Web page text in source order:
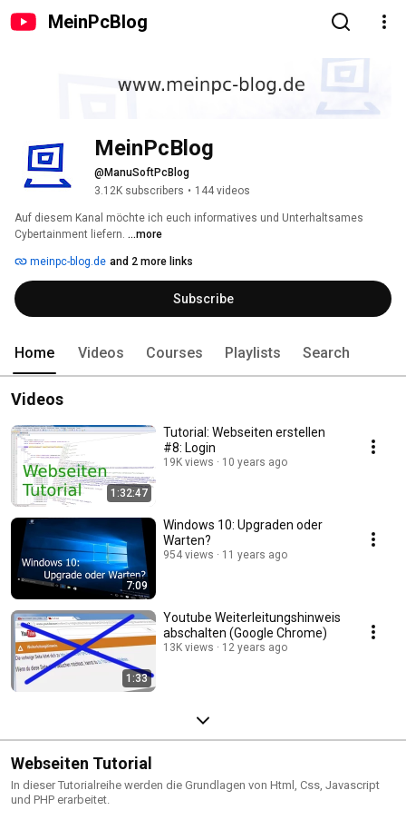
MeinPcBlog
MeinPcBlog
@ManuSoftPcBlog
3.12K subscribers • 144 videos
Auf diesem Kanal möchte ich euch informatives und Unterhaltsames
Cybertainment liefern. ...more
meinpc-blog.de and 2 more links
Subscribe
Home Videos Courses Playlists Search
Videos
1:32:47
Tutorial: Webseiten erstellen
#8: Login
19K views 10 years ago
7:09
Windows 10: Upgraden oder
Warten?
954 views 11 years ago
1:33
Youtube Weiterleitungshinweis
abschalten (Google Chrome)
13K views 12 years ago
Webseiten Tutorial
In dieser Tutorialreihe werden die Grundlagen von Html, Css, Javascript
und PHP erarbeitet.